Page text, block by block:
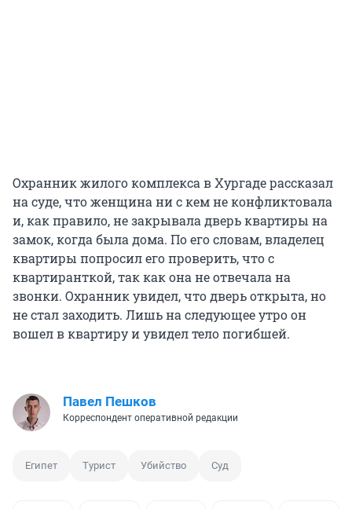
Охранник жилого комплекса в Хургаде рассказал
на суде, что женщина ни с кем не конфликтовала
и, как правило, не закрывала дверь квартиры на
замок, когда была дома. По его словам, владелец
квартиры попросил его проверить, что с
квартиранткой, так как она не отвечала на
звонки. Охранник увидел, что дверь открыта, но
не стал заходить. Лишь на следующее утро он
вошел в квартиру и увидел тело погибшей.
Павел Пешков
Корреспондент оперативной редакции
Египет Турист Убийство Суд